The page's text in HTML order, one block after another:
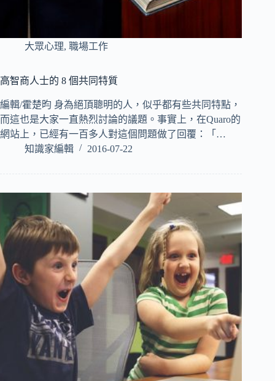
大眾心理, 職場工作
高智商人士的 8 個共同特質
編輯/霍楚昀 身為絕頂聰明的人，似乎都有些共同特點，
而這也是大家一直熱烈討論的議題。事實上，在Quaro的
網站上，已經有一百多人對這個問題做了回覆：「…
知識家編輯
2016-07-22